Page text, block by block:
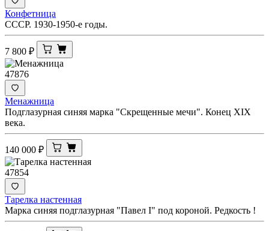
Конфетница
СССР. 1930-1950-е годы.
7 800 ₽
47876
Менажница
Подглазурная синяя марка "Скрещенные мечи". Конец XIX
века.
140 000 ₽
47854
Тарелка настенная
Марка синяя подглазурная "Павел I" под короной. Редкость !